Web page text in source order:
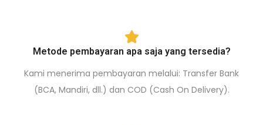
Metode pembayaran apa saja yang tersedia?
Kami menerima pembayaran melalui: Transfer Bank
(BCA, Mandiri, dll.) dan COD (Cash On Delivery).